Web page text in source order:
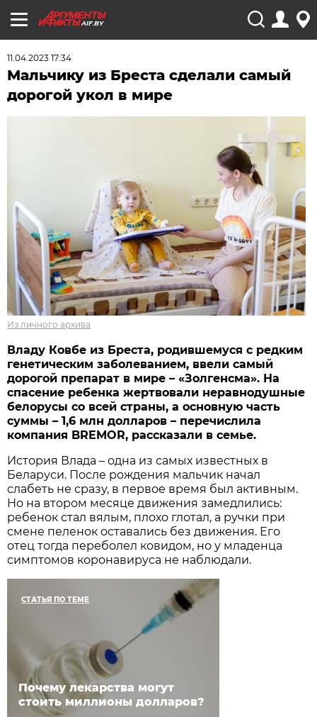
AIF.BY
11.04.2023 17:34
Мальчику из Бреста сделали самый
дорогой укол в мире
Из личного архива
Владу Ковбе из Бреста, родившемуся с редким
генетическим заболеванием, ввели самый
дорогой препарат в мире – «Золгенсма». На
спасение ребенка жертвовали неравнодушные
белорусы со всей страны, а основную часть
суммы – 1,6 млн долларов – перечислила
компания BREMOR, рассказали в семье.
История Влада – одна из самых известных в
Беларуси. После рождения мальчик начал
слабеть не сразу, в первое время был активным.
Но на втором месяце движения замедлились:
ребенок стал вялым, плохо глотал, а ручки при
смене пеленок оставались без движения. Его
отец тогда переболел ковидом, но у младенца
симптомов коронавируса не наблюдали.
СТАТЬЯ ПО ТЕМЕ
Почему лекарства могут
стоить миллионы долларов?